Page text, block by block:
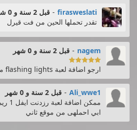
firasweslati
- قبل 2 سنة و 0 شهر
تقدر تحملها الحين من فت قيرل
nagem
- قبل 2 سنة و 0 شهر

ارجو اضافة لعبة flashing lights من فضلكم
Ali_wwe1
- قبل 2 سنة و 0 شهر
ابي احملهى من موقع ثاني